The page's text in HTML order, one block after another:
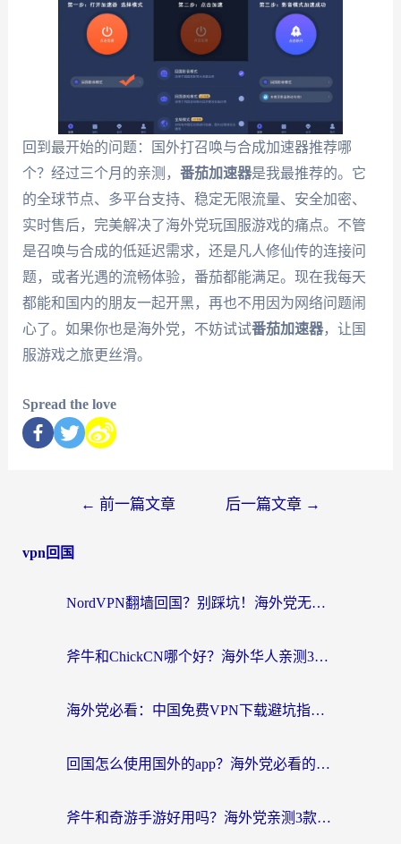
回到最开始的问题：国外打召唤与合成加速器推荐哪
个？经过三个月的亲测， 番茄加速器是我最推荐的。它
的全球节点、多平台支持、稳定无限流量、安全加密、
实时售后，完美解决了海外党玩国服游戏的痛点。不管
是召唤与合成的低延迟需求，还是凡人修仙传的连接问
题，或者光遇的流畅体验，番茄都能满足。现在我每天
都能和国内的朋友一起开黑，再也不用因为网络问题闹
心了。如果你也是海外党，不妨试试番茄加速器，让国
服游戏之旅更丝滑。
Spread the love
← 前一篇文章 后一篇文章 →
vpn回国
NordVPN翻墙回国？别踩坑！海外党无缝访问国内资源的真实指南
斧牛和ChickCN哪个好？海外华人亲测3款回国加速器+免费试用攻略
海外党必看：中国免费VPN下载避坑指南 + 无缝访问国内资源的终极方案
回国怎么使用国外的app？海外党必看的无缝访问国内资源全攻略
斧牛和奇游手游好用吗？海外党亲测3款回国加速器，选对才能无缝刷国内资源